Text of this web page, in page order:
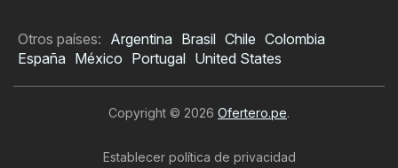
Otros países: Argentina Brasil Chile Colombia
España México Portugal United States
Copyright © 2026 Ofertero.pe.
Establecer política de privacidad